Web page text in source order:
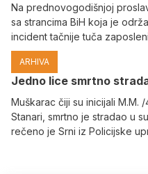
Na prednovogodišnjoj
sa strancima BiH koja je
incident tačnije tuča
ARHIVA
Јedno lice smrtno
Muškarac čiji su inicijali M.M.
Stanari, smrtno je stradao u
rečeno je Srni iz Policijske